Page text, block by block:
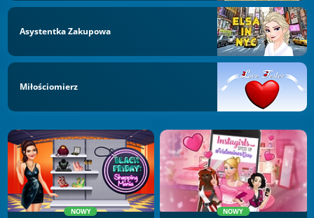
Asystentka Zakupowa
Miłościomierz
NOWY NOWY